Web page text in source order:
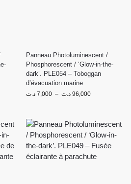
Panneau Photoluminescent /
Phosphorescent / ‘Glow-in-the-
dark’. PLE054 – Toboggan
d’évacuation marine
7,000 د.ت – 96,000 د.ت